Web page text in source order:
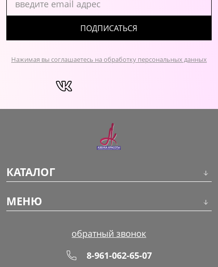
ПОДПИСАТЬСЯ
Нажимая вы соглашаетесь на обработку персональных данных
КАТАЛОГ
Макияж
МЕНЮ
обратный звонок
8-961-062-65-07